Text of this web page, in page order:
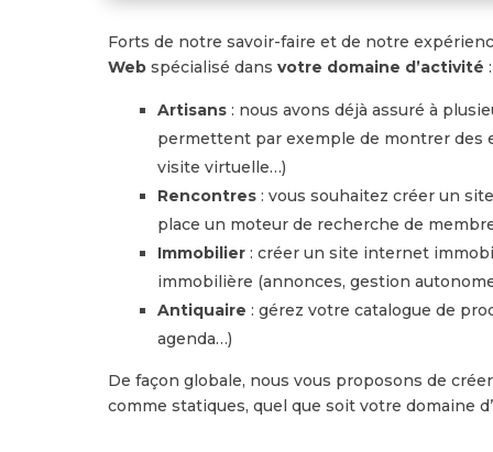
Forts de notre savoir-faire et de notre
Web spécialisé dans votre domaine d’activité :
Artisans : nous avons déjà assuré à
permettent par exemple de montrer des
visite virtuelle…)
Rencontres : vous souhaitez créer un
place un moteur de recherche de
Immobilier : créer un site internet
immobilière (annonces, gestion
Antiquaire : gérez votre catalogue de
agenda…)
De façon globale, nous vous proposons de
comme statiques, quel que soit votre domaine